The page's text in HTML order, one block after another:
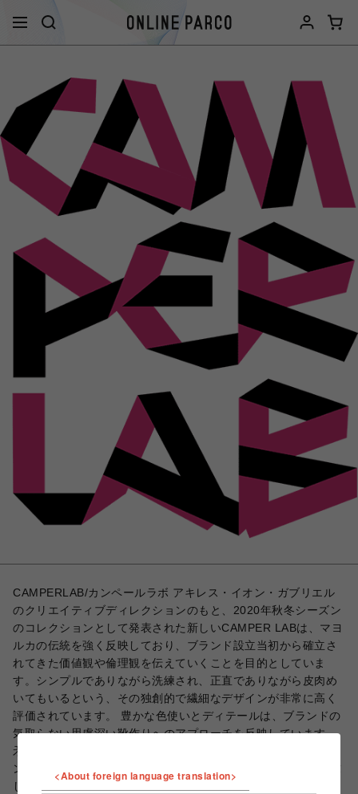
CAMPERLAB/カンペールラボ アキレス・イオン・ガブリエル
のクリエイティブディレクションのもと、2020年秋冬シーズン
のコレクションとして発表された新しいCAMPER LABは、マヨ
ルカの伝統を強く反映しており、ブランド設立当初から確立さ
れてきた価値観や倫理観を伝えていくことを目的としていま
す。シンプルでありながら洗練され、正直でありながら皮肉め
いてもいるという、その独創的で繊細なデザインが非常に高く
評価されています。 豊かな色使いとディテールは、ブランドの
気取らない思慮深い靴作りへのアプローチを反映しています。
矛盾の美しさからインスピレーションを得たCAMPER LAB (カ
ンペールラボ)は、異なる視点からデザインとプロダクトを探求
し、「シュールな美しさ」と「ユーモアのセンスを通して、マ
<About foreign language translation>